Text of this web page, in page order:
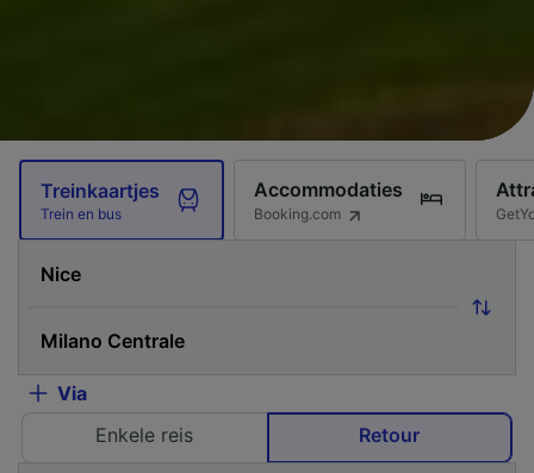
Treinkaartjes
Trein en bus
Accommodaties
Booking.com
Via
Enkele reis
Retour